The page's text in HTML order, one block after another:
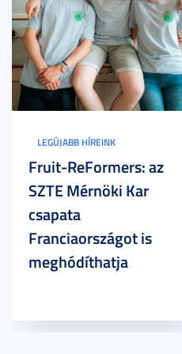
LEGÚJABB HÍREINK
Fruit-ReFormers: az
SZTE Mérnöki Kar
csapata
Franciaországot is
meghódíthatja